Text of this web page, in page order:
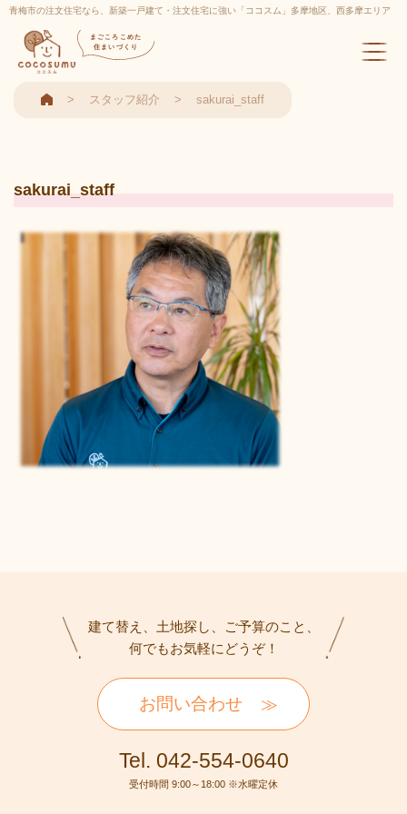
青梅市の注文住宅なら、新築一戸建て・注文住宅に強い「ココスム」多摩地区、西多摩エリア
実績多数
まごころこめた
住まいづくり
スタッフ紹介 sakurai_staff
sakurai_staff
建て替え、土地探し、ご予算のこと、
何でもお気軽にどうぞ！
お問い合わせ
Tel. 042-554-0640
受付時間 9:00～18:00 ※水曜定休